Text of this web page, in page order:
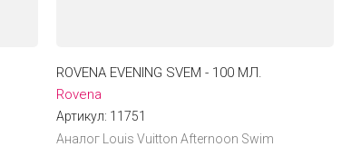
ROVENA EVENING SVEM - 100 МЛ.
Rovena
Артикул: 11751
Аналог Louis Vuitton Afternoon Swim